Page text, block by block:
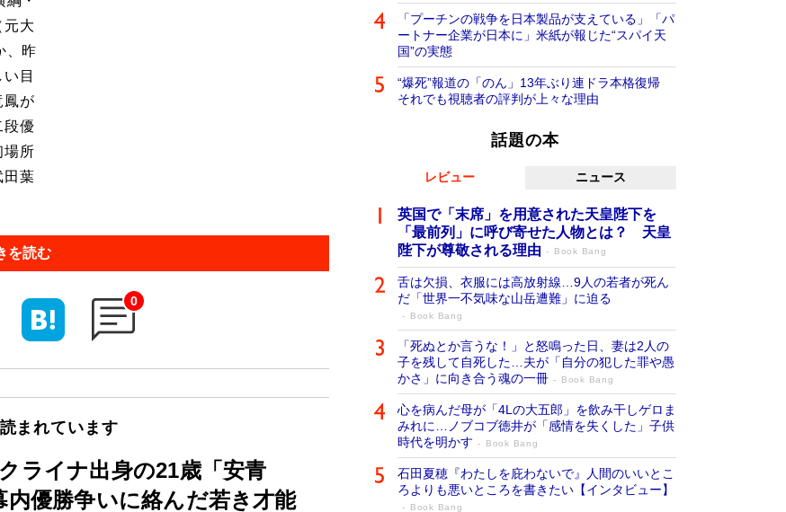
元大
、昨
目
鳳が
段優
場所
田葉
を読む
0
まれています
ライナ出身の21歳「安青
優勝争いに絡んだ若き才能
「プーチンの戦争を日本製品が支えている」「パ
ートナー企業が日本に」米紙が報じた“スパイ天
国”の実態
“爆死”報道の「のん」13年ぶり連ドラ本格復帰
それでも視聴者の評判が上々な理由
話題の本
レビュー ニュース
英国で「末席」を用意された天皇陛下を
「最前列」に呼び寄せた人物とは？ 天皇
陛下が尊敬される理由
Book Bang
舌は欠損、衣服には高放射線…9人の若者が死ん
だ「世界一不気味な山岳遭難」に迫る
Book Bang
「死ぬとか言うな！」と怒鳴った日、妻は2人の
子を残して自死した…夫が「自分の犯した罪や愚
かさ」に向き合う魂の一冊
Book Bang
心を病んだ母が「4Lの大五郎」を飲み干しゲロま
みれに…ノブコブ徳井が「感情を失くした」子供
時代を明かす
Book Bang
石田夏穂『わたしを庇わないで』人間のいいとこ
ろよりも悪いところを書きたい【インタビュー】
Book Bang